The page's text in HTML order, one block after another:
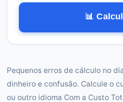
📊
Pequenos erros de cálculo no
dinheiro e confusão. Calcule o
ou outro idioma Com a Custo